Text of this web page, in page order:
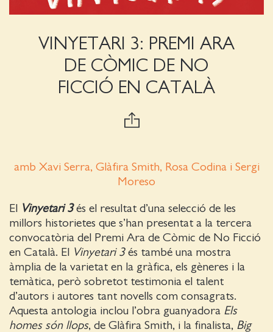
VINYETARI 3: PREMI ARA
DE CÒMIC DE NO
FICCIÓ EN CATALÀ
amb Xavi Serra, Glàfira Smith, Rosa Codina i Sergi
Moreso
El Vinyetari 3és el resultat d’una selecció de les
millors historietes que s’han presentat a la tercera
convocatòria del Premi Ara de Còmic de No Ficció
en Català. El Vinyetari 3és també una mostra
àmplia de la varietat en la gràfica, els gèneres i la
temàtica, però sobretot testimonia el talent
d’autors i autores tant novells com consagrats.
Aquesta antologia inclou l’obra guanyadora Els
homes són llops, de Glàfira Smith, i la finalista, Big